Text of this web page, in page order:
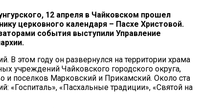
12 апреля в Чайковском прошел
церковного календаря – Пасхе Христовой.
события выступили Управление
В этом году он развернулся на территории храма
учреждений Чайковского городского округа,
и поселков Марковский и Прикамский. Около ста
«Госпиталь», «Пасхальные традиции», «Святой на